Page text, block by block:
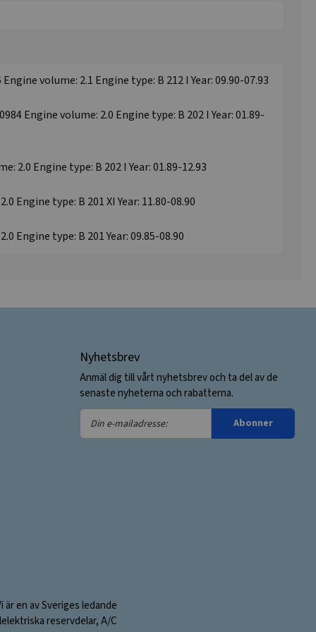
volume: 2.1 Engine type: B 212 I Year: 09.90-07.93
Engine volume: 2.0 Engine type: B 202 I Year: 01.89-
2.0 Engine type: B 202 I Year: 01.89-12.93
Engine type: B 201 XI Year: 11.80-08.90
Engine type: B 201 Year: 09.85-08.90
Nyhetsbrev
Anmäl dig till vårt nyhetsbrev och ta del av de
senaste nyheterna och rabatterna.
Din
e-
Abonner
en av Sveriges ledande
reservdelar, A/C